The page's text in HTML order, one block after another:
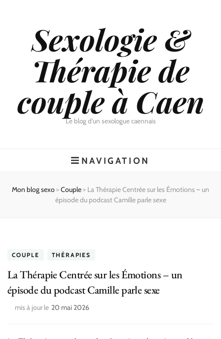
Sexologie &
Thérapie de
couple à Caen
Le blog d'un sexologue caennais
NAVIGATION
Mon blog sexo>Couple> La Thérapie Centrée sur les Émotions – un
épisode du podcast Camille parle sexe
COUPLE THÉRAPIES
La Thérapie Centrée sur les Émotions – un
épisode du podcast Camille parle sexe
mis à jour le 20 mai 2026